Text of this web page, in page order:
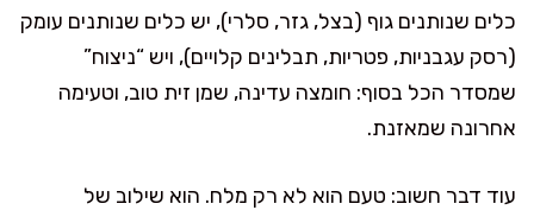
כלים שנותנים גוף (בצל, גזר, סלרי), יש כלים שנותנים עומק
(רסק עגבניות, פטריות, תבלינים קלויים), ויש “ניצוח”
שמסדר הכל בסוף: חומצה עדינה, שמן זית טוב, וטעימה
אחרונה שמאזנת.
עוד דבר חשוב: טעם הוא לא רק מלח. הוא שילוב של